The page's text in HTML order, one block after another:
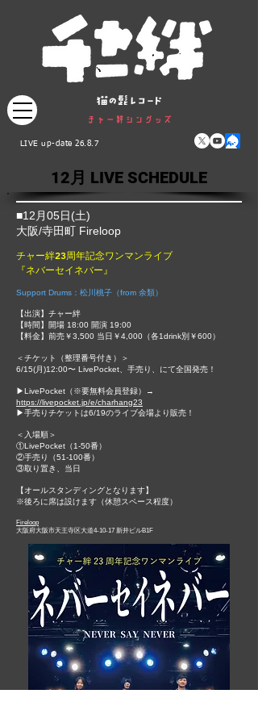
LIVE up-date 26.8.7
12月 LIVE SCHEDULE
■12月05日(土)​
大阪/寺田町 Fireloop
チャー絆23周年記念ワンマンライブ
『ネバーセイネバー』
Support Drums：松川桃子（from 余類）
【出演】チャー絆
【時間】開場 18:00 開演 19:00
【料金】前売￥3,500 当日￥4,000（各1drink別￥600）
​＜チケット（整理番号付き）＞
6/15(月)12:00〜 LivePocket、手売り、にて全国発売！
▶︎LivePocket（※要無料会員登録）→
https://livepocket.jp/e/charhang23
▶︎手売りチケットは6/19のライブ会場より販売！
＜入場順＞
①LivePocket（1-50番）
②手売り（51-100番）
③取り置き、当日
【オールスタンディングとなります】
※後ろに席は設けます（休憩スペース程度）
Fireloop
大阪府大阪市天王寺区大道4-10-17 新井ビルB1F